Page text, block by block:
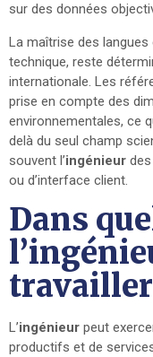
sur des données
La maîtrise des langues
technique, reste
internationale. Les
prise en compte des
environnementales, ce
delà du seul champ
souvent l’ingénieur
ou d’interface client.
Dans
travailler
L’ingénieur peut
productifs et de